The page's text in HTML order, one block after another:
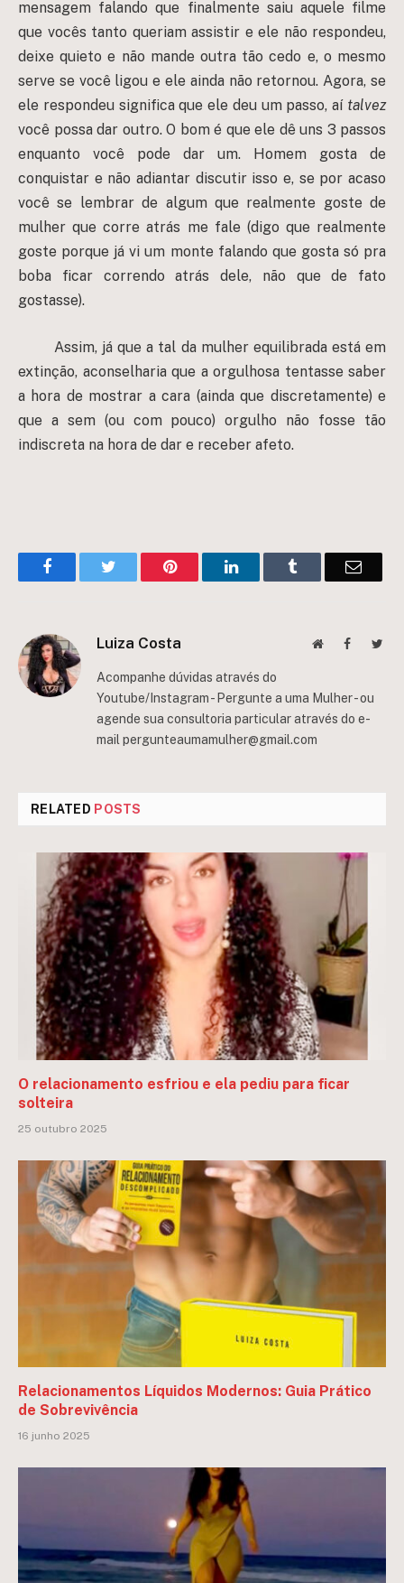
mensagem falando que finalmente saiu aquele filme
que vocês tanto queriam assistir e ele não respondeu,
deixe quieto e não mande outra tão cedo e, o mesmo
serve se você ligou e ele ainda não retornou. Agora, se
ele respondeu significa que ele deu um passo, aí talvez
você possa dar outro. O bom é que ele dê uns 3 passos
enquanto você pode dar um. Homem gosta de
conquistar e não adiantar discutir isso e, se por acaso
você se lembrar de algum que realmente goste de
mulher que corre atrás me fale (digo que realmente
goste porque já vi um monte falando que gosta só pra
boba ficar correndo atrás dele, não que de fato
gostasse).
Assim, já que a tal da mulher equilibrada está em
extinção, aconselharia que a orgulhosa tentasse saber
a hora de mostrar a cara (ainda que discretamente) e
que a sem (ou com pouco) orgulho não fosse tão
indiscreta na hora de dar e receber afeto.
FacebookTwitter Pinterest LinkedInTumblr Email
Luiza Costa WebsiteFacebook
Acompanhe dúvidas através do
Youtube/Instagram - Pergunte a uma Mulher - ou
agende sua consultoria particular através do e-
mailpergunteaumamulher@gmail.com
RELATED POSTS
O relacionamento esfriou e ela pediu para ficar
solteira
25 outubro 2025
Relacionamentos Líquidos Modernos: Guia Prático
de Sobrevivência
16 junho 2025